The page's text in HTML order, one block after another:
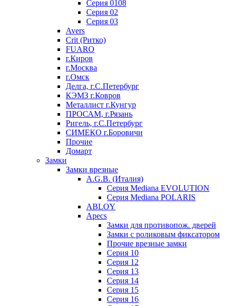
Серия 0108
Серия 02
Серия 03
Avers
Crit (Ритко)
FUARO
г.Киров
г.Москва
г.Омск
Делга, г.С.Петербург
КЭМЗ г.Ковров
Металлист г.Кунгур
ПРОСАМ, г.Рязань
Ригель, г.С.Петербург
СИМЕКО г.Боровичи
Прочие
Домарт
Замки
Замки врезные
A.G.B. (Италия)
Серия Mediana EVOLUTION
Серия Mediana POLARIS
ABLOY
Apecs
Замки для противопож. дверей
Замки с роликовым фиксатором
Прочие врезные замки
Серия 10
Серия 12
Серия 13
Серия 14
Серия 15
Серия 16